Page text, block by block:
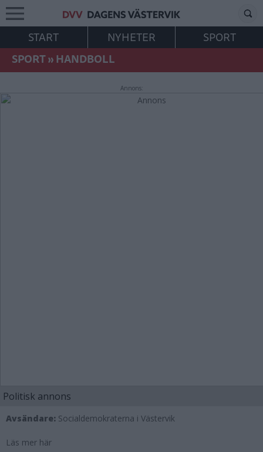
START NYHETER
SPORT
SPORT»HANDBOLL
Annons:
Politisk annons
Avsändare: Socialdemokraterna i Västervik
Läs mer här